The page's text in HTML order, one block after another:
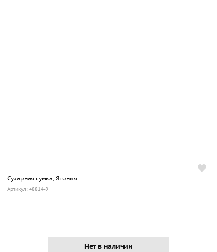
Сухарная сумка, Япония
Артикул: 48814-9
Нет в наличии